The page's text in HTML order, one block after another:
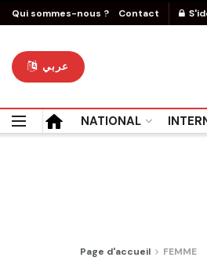
Qui sommes-nous ? Contact
عربي
NATIONAL
Page d'accueil FEMME